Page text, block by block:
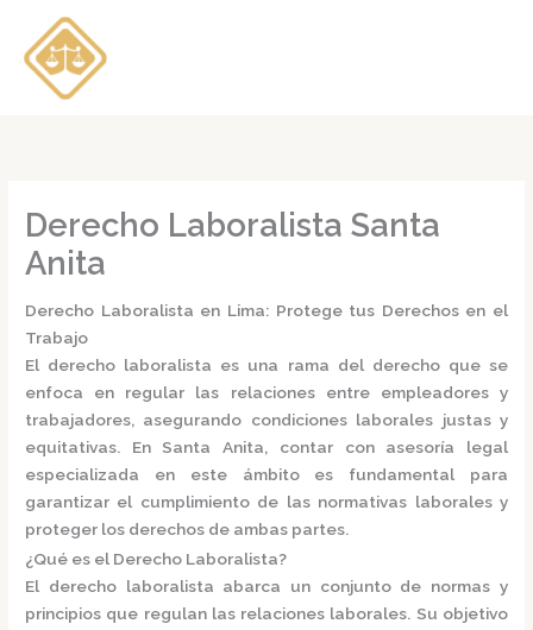
contenido
Derecho Laboralista Santa
Anita
Derecho Laboralista en Lima: Protege tus Derechos en el
Trabajo
El derecho laboralista es una rama del derecho que se
enfoca en regular las relaciones entre empleadores y
trabajadores, asegurando condiciones laborales justas y
equitativas.
En Santa Anita, contar con asesoría legal
especializada en este ámbito es fundamental para
garantizar el cumplimiento de las normativas laborales y
proteger los derechos de ambas partes.
¿Qué es el Derecho Laboralista?
El derecho laboralista abarca un conjunto de normas y
principios que regulan las relaciones laborales. Su objetivo